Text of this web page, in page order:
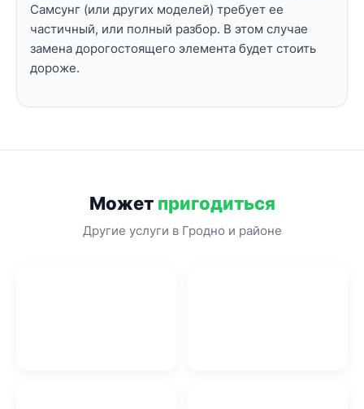
Самсунг (или других моделей) требует ее
частичный, или полный разбор. В этом случае
замена дорогостоящего элемента будет стоить
дороже.
Может пригодиться
Другие услуги в Гродно и районе